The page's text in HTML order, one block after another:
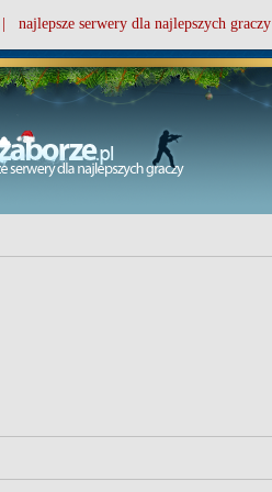
| najlepsze serwery dla najlepszych graczy